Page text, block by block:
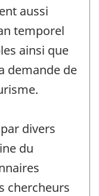
aussi
temporel
ainsi que
demande de
divers
du
chercheurs